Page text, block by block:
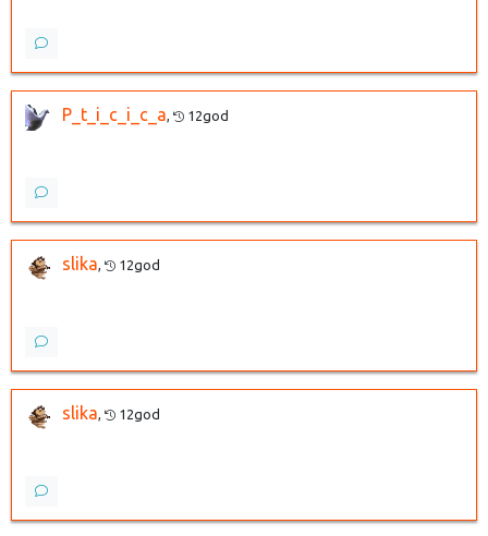
P_t_i_c_i_c_a, 12god
slika, 12god
slika, 12god